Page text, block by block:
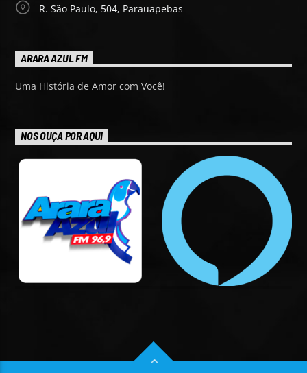
R. São Paulo, 504, Parauapebas
ARARA AZUL FM
Uma História de Amor com Você!
NOS OUÇA POR AQUI